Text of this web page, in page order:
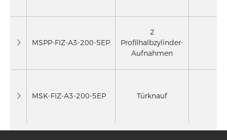
MSPP-FIZ-A3-200-5EP
2
Profilhalbzylinder-
Aufnahmen
MSK-FIZ-A3-200-5EP Türknauf